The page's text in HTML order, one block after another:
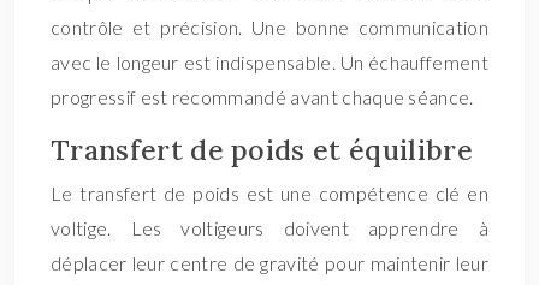
contrôle et précision. Une bonne communication
avec le longeur est indispensable. Un échauffement
progressif est recommandé avant chaque séance.
Transfert de poids et équilibre
Le transfert de poids est une compétence clé en
voltige. Les voltigeurs doivent apprendre à
déplacer leur centre de gravité pour maintenir leur